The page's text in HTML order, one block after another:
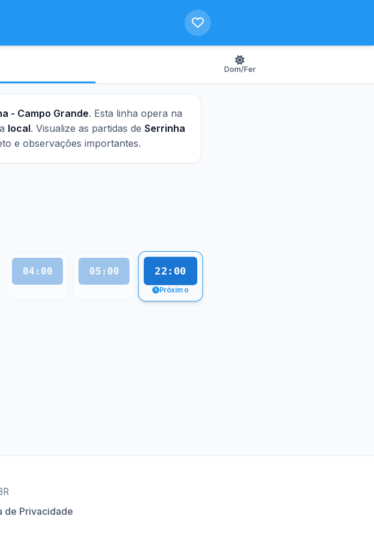
Dom/Fer
- Campo Grande. Esta linha opera na
local. Visualize as partidas de Serrinha
e observações importantes.
04:00 05:00 22:00
Próximo
de Privacidade